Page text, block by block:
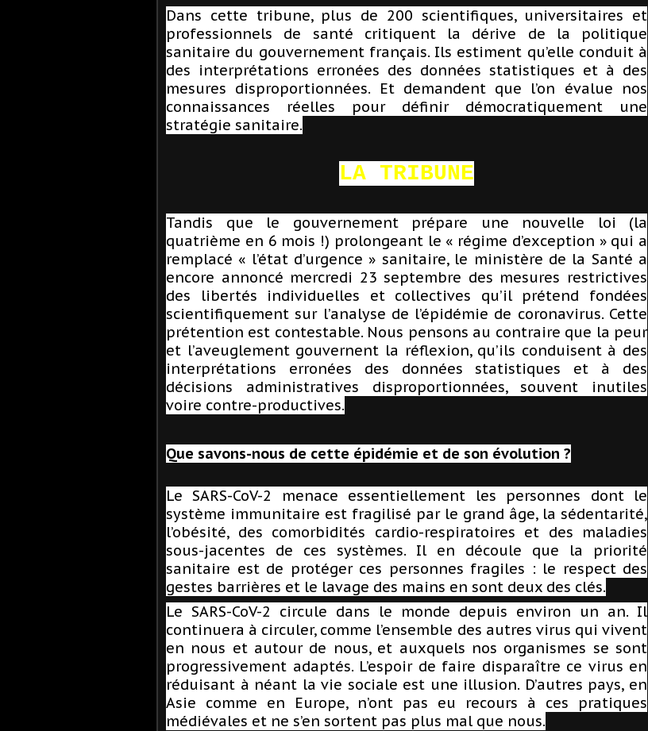
Dans cette tribune, plus de 200 scientifiques, universitaires et
professionnels de santé critiquent la dérive de la politique
sanitaire du gouvernement français. Ils estiment qu’elle conduit à
des interprétations erronées des données statistiques et à des
mesures disproportionnées. Et demandent que l’on évalue nos
connaissances réelles pour définir démocratiquement une
stratégie sanitaire.
LA TRIBUNE
Tandis que le gouvernement prépare une nouvelle loi (la
quatrième en 6 mois !) prolongeant le « régime d’exception » qui a
remplacé « l’état d’urgence » sanitaire, le ministère de la Santé a
encore annoncé mercredi 23 septembre des mesures restrictives
des libertés individuelles et collectives qu’il prétend fondées
scientifiquement sur l’analyse de l’épidémie de coronavirus. Cette
prétention est contestable. Nous pensons au contraire que la peur
et l’aveuglement gouvernent la réflexion, qu’ils conduisent à des
interprétations erronées des données statistiques et à des
décisions administratives disproportionnées, souvent inutiles
voire contre-productives.
Que savons-nous de cette épidémie et de son évolution ?
Le SARS-CoV-2 menace essentiellement les personnes dont le
système immunitaire est fragilisé par le grand âge, la sédentarité,
l’obésité, des comorbidités cardio-respiratoires et des maladies
sous-jacentes de ces systèmes. Il en découle que la priorité
sanitaire est de protéger ces personnes fragiles : le respect des
gestes barrières et le lavage des mains en sont deux des clés.
Le SARS-CoV-2 circule dans le monde depuis environ un an. Il
continuera à circuler, comme l’ensemble des autres virus qui vivent
en nous et autour de nous, et auxquels nos organismes se sont
progressivement adaptés. L’espoir de faire disparaître ce virus en
réduisant à néant la vie sociale est une illusion. D’autres pays, en
Asie comme en Europe, n’ont pas eu recours à ces pratiques
médiévales et ne s’en sortent pas plus mal que nous.